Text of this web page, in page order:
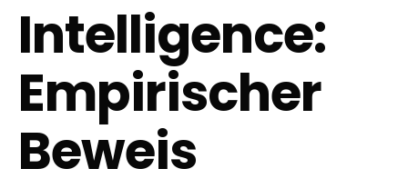
Intelligence:
Empirischer
Beweis